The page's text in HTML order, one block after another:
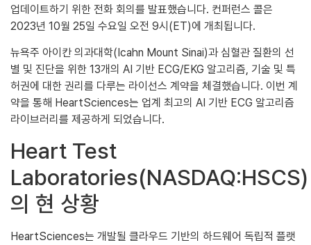
업데이트하기 위한 전화 회의를 발표했습니다. 컨퍼런스 콜은
2023년 10월 25일 수요일 오전 9시(ET)에 개최됩니다.
뉴욕주 아이칸 의과대학(Icahn Mount Sinai)과 심혈관 질환의 선
별 및 진단을 위한 13개의 AI 기반 ECG/EKG 알고리즘, 기술 및 특
허권에 대한 권리를 다루는 라이선스 계약을 체결했습니다. 이번 계
약을 통해 HeartSciences는 업계 최고의 AI 기반 ECG 알고리즘
라이브러리를 제공하게 되었습니다.
Heart Test
Laboratories(NASDAQ:HSCS)
의 현 상황
HeartSciences는 개발될 클라우드 기반의 하드웨어 독립적 플랫